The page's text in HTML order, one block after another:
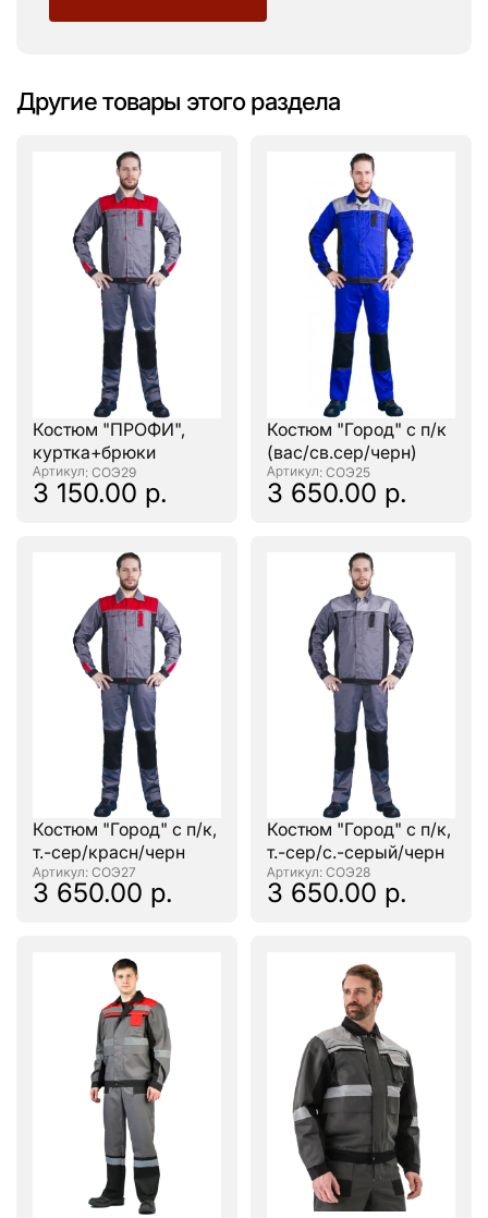
Другие товары этого раздела
Костюм "ПРОФИ",
куртка+брюки
: СОЭ29
3 150.00 р.
Костюм "Город" с п/к
(вас/св.сер/черн)
: СОЭ25
3 650.00 р.
Костюм "Город" с п/к,
т.-сер/красн/черн
: СОЭ27
3 650.00 р.
Костюм "Город" с п/к,
т.-сер/с.-серый/черн
: СОЭ28
3 650.00 р.